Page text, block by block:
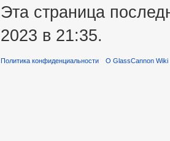
Эта страница
2023 в 21:35.
Политика конфиденциальности О GlassCannon Wiki